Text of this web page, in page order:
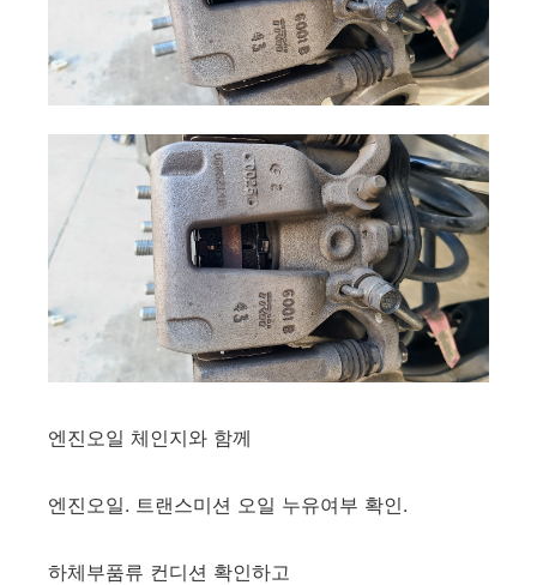
엔진오일 체인지와 함께
엔진오일. 트랜스미션 오일 누유여부 확인.
하체부품류 컨디션 확인하고